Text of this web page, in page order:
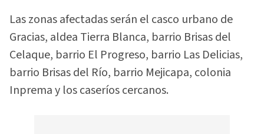
Las zonas afectadas serán el casco urbano de
Gracias, aldea Tierra Blanca, barrio Brisas del
Celaque, barrio El Progreso, barrio Las Delicias,
barrio Brisas del Río, barrio Mejicapa, colonia
Inprema y los caseríos cercanos.